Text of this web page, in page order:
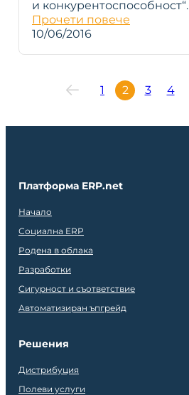
и конкурентоспособност“.
Прочети повече
10/06/2016
1 2 3 4
Платформа ERP.net
Начало
Социална ERP
Родена в облака
Разработки
Сигурност и съответствие
Автоматизиран ъпгрейд
Решения
Дистрибуция
Полеви услуги